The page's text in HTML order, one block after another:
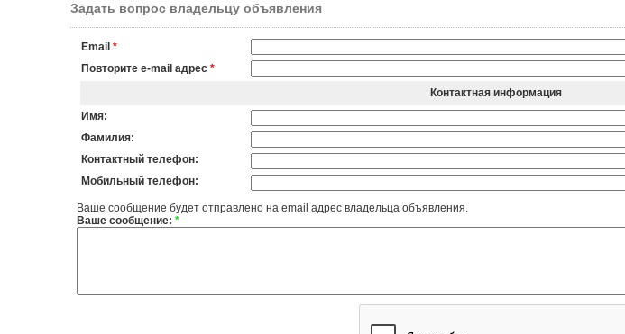
Задать вопрос владельцу объявления
Email *
Повторите e-mail адрес *
Контактная информация
Имя:
Фамилия:
Контактный телефон:
Мобильный телефон:
Ваше сообщение будет отправлено на email адрес владельца объявления.
Ваше сообщение: *